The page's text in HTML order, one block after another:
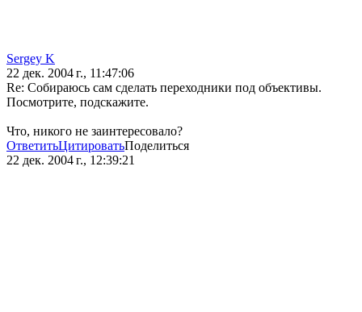
Sergey K
22 дек. 2004 г., 11:47:06
Re: Собираюсь сам сделать переходники под объективы.
Посмотрите, подскажите.
Что, никого не заинтересовало?
ОтветитьЦитироватьПоделиться
22 дек. 2004 г., 12:39:21